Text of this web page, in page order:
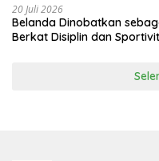
20 Juli 2026
Belanda Dinobatkan
Berkat Disiplin dan